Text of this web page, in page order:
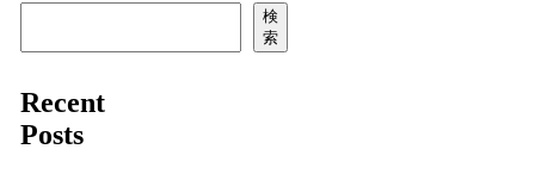
検
索
Recent
Posts